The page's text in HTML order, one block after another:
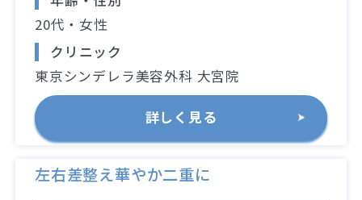
20代・女性
クリニック
東京シンデレラ美容外科 大宮院
詳しく見る
左右差整え華やか二重に